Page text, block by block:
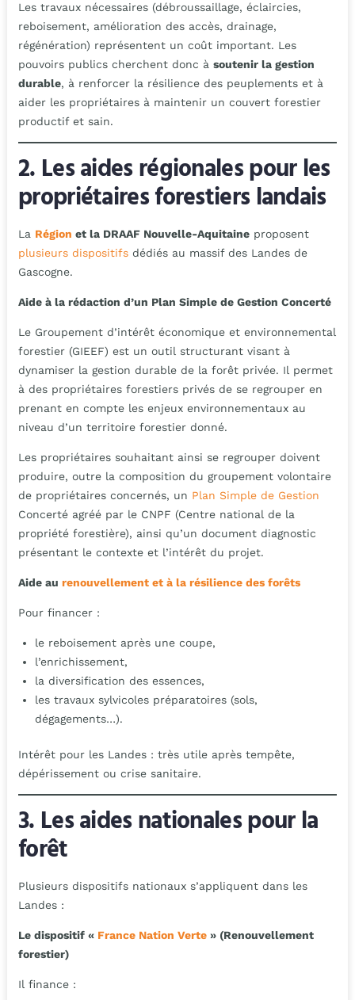
Les travaux nécessaires (débroussaillage, éclaircies,
reboisement, amélioration des accès, drainage,
régénération) représentent un coût important. Les
pouvoirs publics cherchent donc à soutenir la gestion
durable, à renforcer la résilience des peuplements et à
aider les propriétaires à maintenir un couvert forestier
productif et sain.
2. Les aides régionales pour les
propriétaires forestiers landais
La Région et la DRAAF Nouvelle-Aquitaine proposent
plusieurs dispositifs dédiés au massif des Landes de
Gascogne.
Aide à la rédaction d’un Plan Simple de Gestion Concerté
Le Groupement d’intérêt économique et environnemental
forestier (GIEEF) est un outil structurant visant à
dynamiser la gestion durable de la forêt privée. Il permet
à des propriétaires forestiers privés de se regrouper en
prenant en compte les enjeux environnementaux au
niveau d’un territoire forestier donné.
Les propriétaires souhaitant ainsi se regrouper doivent
produire, outre la composition du groupement volontaire
de propriétaires concernés, un Plan Simple de Gestion
Concerté agréé par le CNPF (Centre national de la
propriété forestière), ainsi qu’un document diagnostic
présentant le contexte et l’intérêt du projet.
Aide au renouvellement et à la résilience des forêts
Pour financer :
le reboisement après une coupe,
l’enrichissement,
la diversification des essences,
les travaux sylvicoles préparatoires (sols,
dégagements…).
Intérêt pour les Landes : très utile après tempête,
dépérissement ou crise sanitaire.
3. Les aides nationales pour la
forêt
Plusieurs dispositifs nationaux s’appliquent dans les
Landes :
Le dispositif « France Nation Verte » (Renouvellement
forestier)
Il finance :